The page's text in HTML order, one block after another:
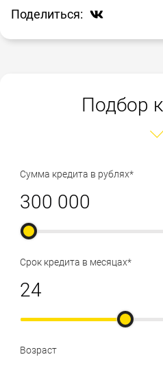
Поделиться:
Подбор
Сумма кредита в рублях*
Срок кредита в месяцах*
Возраст